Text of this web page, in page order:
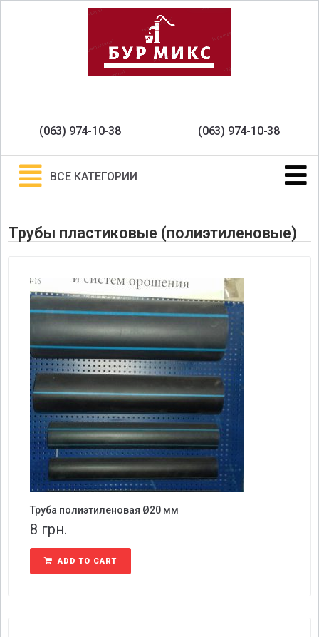
(063) 974-10-38 (063) 974-10-38
ВСЕ КАТЕГОРИИ
Трубы пластиковые (полиэтиленовые)
Труба полиэтиленовая Ø20 мм
8 грн.
ADD TO CART